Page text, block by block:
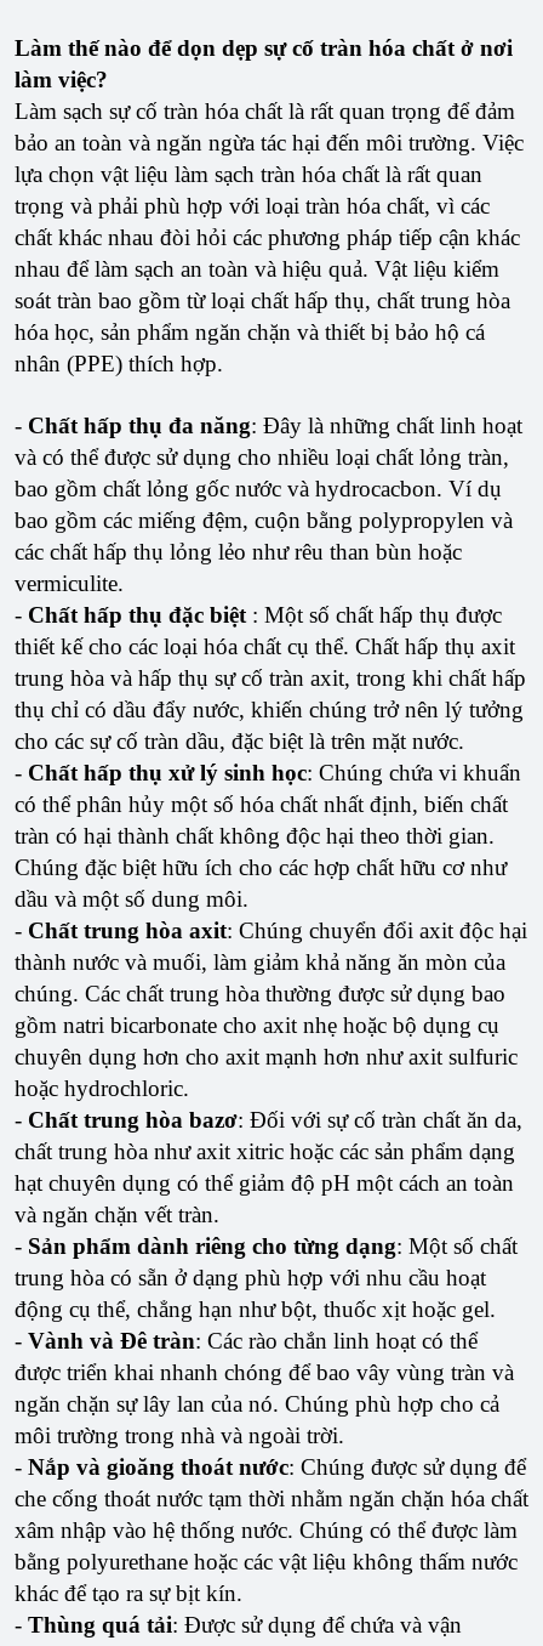
Làm thế nào để dọn dẹp sự cố tràn hóa chất ở nơi
làm việc?
Làm sạch sự cố tràn hóa chất là rất quan trọng để đảm
bảo an toàn và ngăn ngừa tác hại đến môi trường. Việc
lựa chọn vật liệu làm sạch tràn hóa chất là rất quan
trọng và phải phù hợp với loại tràn hóa chất, vì các
chất khác nhau đòi hỏi các phương pháp tiếp cận khác
nhau để làm sạch an toàn và hiệu quả. Vật liệu kiểm
soát tràn bao gồm từ loại chất hấp thụ, chất trung hòa
hóa học, sản phẩm ngăn chặn và thiết bị bảo hộ cá
nhân (PPE) thích hợp.
- Chất hấp thụ đa năng: Đây là những chất linh hoạt
và có thể được sử dụng cho nhiều loại chất lỏng tràn,
bao gồm chất lỏng gốc nước và hydrocacbon. Ví dụ
bao gồm các miếng đệm, cuộn bằng polypropylen và
các chất hấp thụ lỏng lẻo như rêu than bùn hoặc
vermiculite.
- Chất hấp thụ đặc biệt : Một số chất hấp thụ được
thiết kế cho các loại hóa chất cụ thể. Chất hấp thụ axit
trung hòa và hấp thụ sự cố tràn axit, trong khi chất hấp
thụ chỉ có dầu đẩy nước, khiến chúng trở nên lý tưởng
cho các sự cố tràn dầu, đặc biệt là trên mặt nước.
- Chất hấp thụ xử lý sinh học: Chúng chứa vi khuẩn
có thể phân hủy một số hóa chất nhất định, biến chất
tràn có hại thành chất không độc hại theo thời gian.
Chúng đặc biệt hữu ích cho các hợp chất hữu cơ như
dầu và một số dung môi.
- Chất trung hòa axit: Chúng chuyển đổi axit độc hại
thành nước và muối, làm giảm khả năng ăn mòn của
chúng. Các chất trung hòa thường được sử dụng bao
gồm natri bicarbonate cho axit nhẹ hoặc bộ dụng cụ
chuyên dụng hơn cho axit mạnh hơn như axit sulfuric
hoặc hydrochloric.
- Chất trung hòa bazơ: Đối với sự cố tràn chất ăn da,
chất trung hòa như axit xitric hoặc các sản phẩm dạng
hạt chuyên dụng có thể giảm độ pH một cách an toàn
và ngăn chặn vết tràn.
- Sản phẩm dành riêng cho từng dạng: Một số chất
trung hòa có sẵn ở dạng phù hợp với nhu cầu hoạt
động cụ thể, chẳng hạn như bột, thuốc xịt hoặc gel.
- Vành và Đê tràn: Các rào chắn linh hoạt có thể
được triển khai nhanh chóng để bao vây vùng tràn và
ngăn chặn sự lây lan của nó. Chúng phù hợp cho cả
môi trường trong nhà và ngoài trời.
- Nắp và gioăng thoát nước: Chúng được sử dụng để
che cống thoát nước tạm thời nhằm ngăn chặn hóa chất
xâm nhập vào hệ thống nước. Chúng có thể được làm
bằng polyurethane hoặc các vật liệu không thấm nước
khác để tạo ra sự bịt kín.
- Thùng quá tải: Được sử dụng để chứa và vận